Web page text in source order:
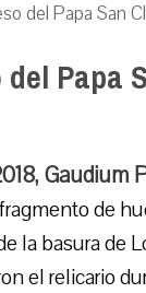
del Papa San
Papa
Gaudium
de
la basura de
el relicario